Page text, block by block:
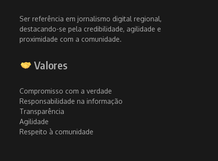
Ser referência em jornalismo digital regional,
destacando-se pela credibilidade, agilidade e
proximidade com a comunidade.
Valores
Compromisso com a verdade
Responsabilidade na informação
Transparência
Agilidade
Respeito à comunidade